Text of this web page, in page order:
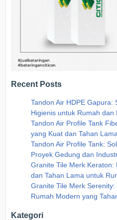
Recent Posts
Tandon Air HDPE Gapura:
Higienis untuk Rumah dan
Tandon Air Profile Tank
yang Kuat dan Tahan
Tandon Air Profile Tank:
Proyek Gedung dan
Granite Tile Merk Keraton:
dan Tahan Lama untuk
Granite Tile Merk
Rumah Modern yang
Kategori